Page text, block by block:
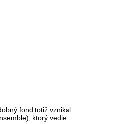
fond totiž vznikal
ktorý vedie